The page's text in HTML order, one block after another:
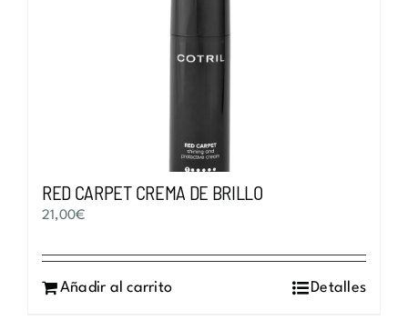
RED CARPET CREMA DE BRILLO
21,00€
Añadir al carrito Detalles